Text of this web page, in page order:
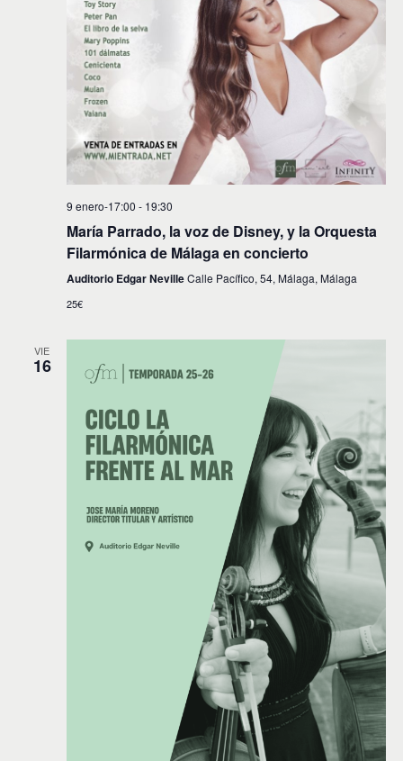
9 enero-17:00 - 19:30
María Parrado, la voz de Disney, y la Orquesta
Filarmónica de Málaga en concierto
Auditorio Edgar NevilleCalle Pacífico, 54, Málaga, Málaga
25€
VIE
16